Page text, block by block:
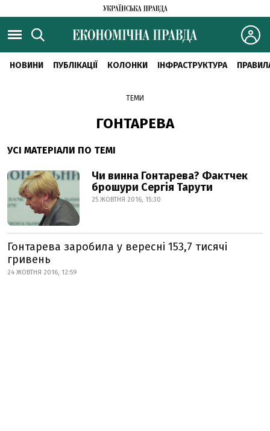
НОВИНИ ПУБЛІКАЦІЇ КОЛОНКИ ІНФРАСТРУКТУРА
ТЕМИ
ГОНТАРЕВА
УСІ МАТЕРІАЛИ ПО ТЕМІ
Чи винна Гонтарева? Фактчек
брошури Сергія Тарути
25 ЖОВТНЯ 2016, 15:30
Гонтарева заробила у вересні 153,7 тисячі
гривень
24 ЖОВТНЯ 2016, 12:59